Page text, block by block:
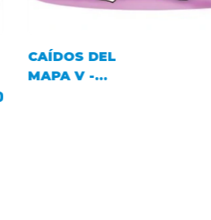
CAÍDOS DEL
MAPA V -